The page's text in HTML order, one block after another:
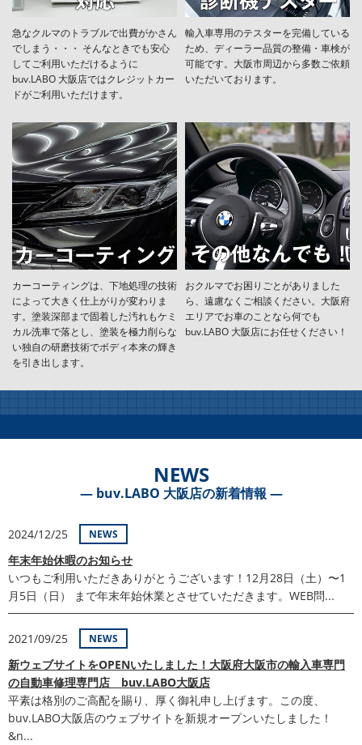
急なクルマのトラブルで出費がかさん
でしまう・・・ そんなときでも安心
してご利用いただけるように
buv.LABO 大阪店ではクレジットカー
ドがご利用いただけます。
輸入車専用のテスターを完備している
ため、ディーラー品質の整備・車検が
可能です。大阪市周辺から多数ご依頼
いただいております。
カーコーティングは、下地処理の技術
によって大きく仕上がりが変わりま
す。塗装深部まで固着した汚れもケミ
カル洗車で落とし、塗装を極力削らな
い独自の研磨技術でボディ本来の輝き
を引き出します。
おクルマでお困りごとがありました
ら、遠慮なくご相談ください。大阪府
エリアでお車のことなら何でも
buv.LABO 大阪店にお任せください！
NEWS
― buv.LABO 大阪店の新着情報 ―
2024/12/25 NEWS
年末年始休暇のお知らせ
いつもご利用いただきありがとうございます！12月28日（土）〜1
月5日（日） まで年末年始休業とさせていただきます。WEB問...
2021/09/25 NEWS
新ウェブサイトをOPENいたしました！大阪府大阪市の輸入車専門
の自動車修理専門店 buv.LABO大阪店
平素は格別のご高配を賜り、厚く御礼申し上げます。この度、
buv.LABO大阪店のウェブサイトを新規オープンいたしました！
&n...